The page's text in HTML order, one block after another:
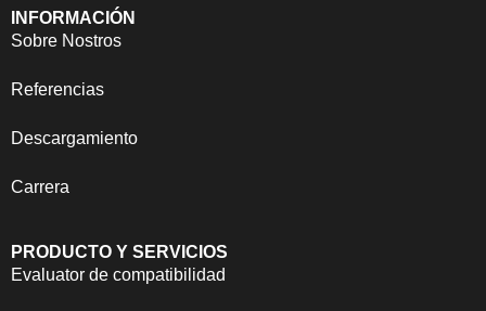
INFORMACIÓN
Sobre Nostros
Referencias
Descargamiento
Carrera
PRODUCTO Y SERVICIOS
Evaluator de compatibilidad